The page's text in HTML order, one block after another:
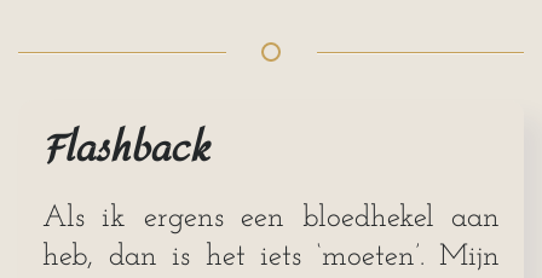
Flashback
Als ik ergens een bloedhekel aan
heb, dan is het iets ‘moeten’. Mijn